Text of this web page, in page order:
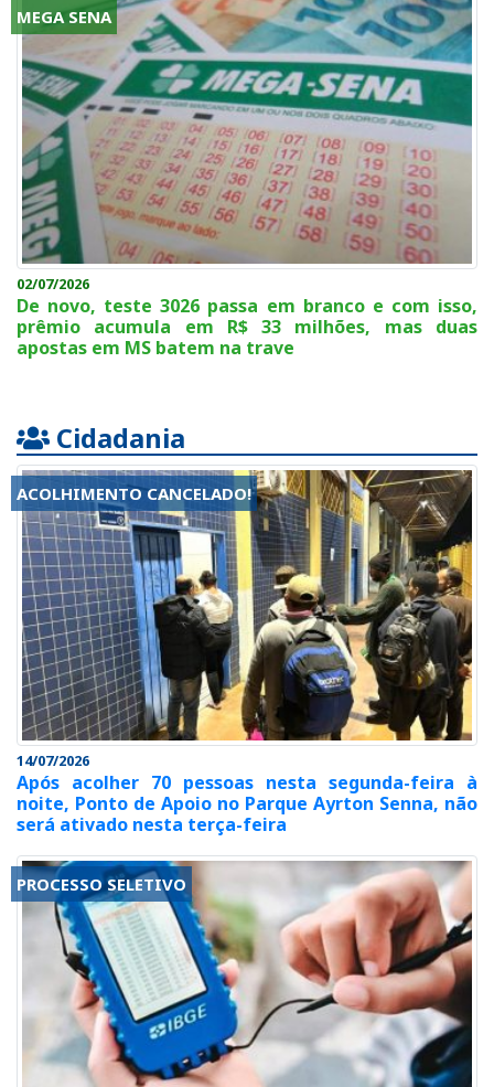
MEGA SENA
02/07/2026
De novo, teste 3026 passa em branco e com isso,
prêmio acumula em R$ 33 milhões, mas duas
apostas em MS batem na trave
Cidadania
ACOLHIMENTO CANCELADO!
14/07/2026
Após acolher 70 pessoas nesta segunda-feira à
noite, Ponto de Apoio no Parque Ayrton Senna, não
será ativado nesta terça-feira
PROCESSO SELETIVO